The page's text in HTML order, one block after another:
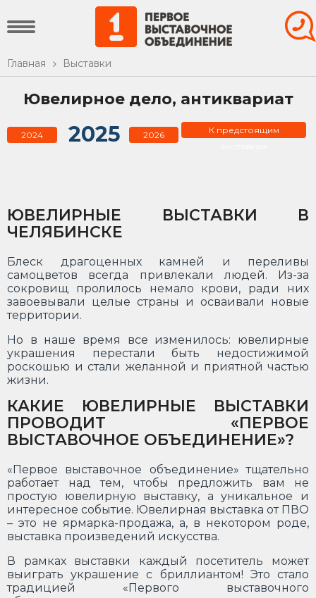
Главная Выставки
Ювелирное дело, антиквариат
2024 2025 2026
К предстоящим
ЮВЕЛИРНЫЕ ВЫСТАВКИ В
ЧЕЛЯБИНСКЕ
Блеск драгоценных камней и переливы
самоцветов всегда привлекали людей. Из-за
сокровищ пролилось немало крови, ради них
завоевывали целые страны и осваивали новые
территории.
Но в наше время все изменилось: ювелирные
украшения перестали быть недостижимой
роскошью и стали желанной и приятной частью
жизни.
КАКИЕ ЮВЕЛИРНЫЕ ВЫСТАВКИ
ПРОВОДИТ «ПЕРВОЕ
ВЫСТАВОЧНОЕ ОБЪЕДИНЕНИЕ»?
«Первое выставочное объединение» тщательно
работает над тем, чтобы предложить вам не
простую ювелирную выставку, а уникальное и
интересное событие. Ювелирная выставка от ПВО
– это не ярмарка-продажа, а, в некотором роде,
выставка произведений искусства.
В рамках выставки каждый посетитель может
выиграть украшение с бриллиантом! Это стало
традицией «Первого выставочного